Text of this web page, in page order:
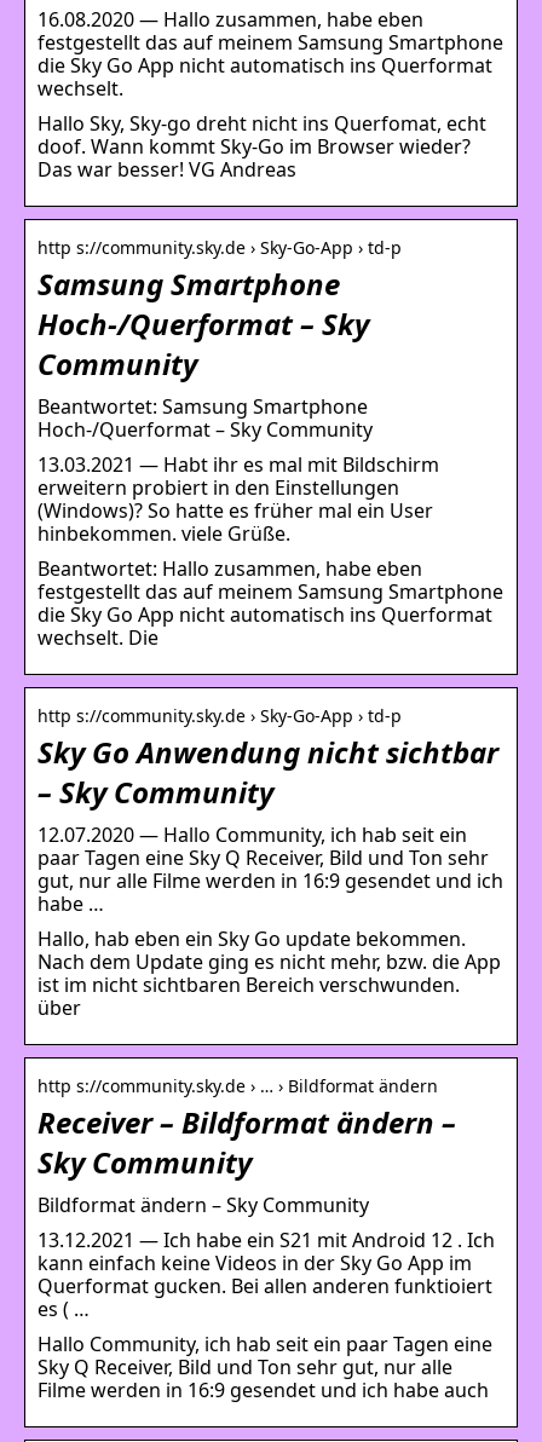
16.08.2020 — Hallo zusammen, habe eben
festgestellt das auf meinem Samsung Smartphone
die Sky Go App nicht automatisch ins Querformat
wechselt.
Hallo Sky, Sky-go dreht nicht ins Querfomat, echt
doof. Wann kommt Sky-Go im Browser wieder?
Das war besser! VG Andreas
http s://community.sky.de › Sky-Go-App › td-p
Samsung Smartphone
Hoch-/Querformat – Sky
Community
Beantwortet: Samsung Smartphone
Hoch-/Querformat – Sky Community
13.03.2021 — Habt ihr es mal mit Bildschirm
erweitern probiert in den Einstellungen
(Windows)? So hatte es früher mal ein User
hinbekommen. viele Grüße.
Beantwortet: Hallo zusammen, habe eben
festgestellt das auf meinem Samsung Smartphone
die Sky Go App nicht automatisch ins Querformat
wechselt. Die
http s://community.sky.de › Sky-Go-App › td-p
Sky Go Anwendung nicht sichtbar
– Sky Community
12.07.2020 — Hallo Community, ich hab seit ein
paar Tagen eine Sky Q Receiver, Bild und Ton sehr
gut, nur alle Filme werden in 16:9 gesendet und ich
habe …
Hallo, hab eben ein Sky Go update bekommen.
Nach dem Update ging es nicht mehr, bzw. die App
ist im nicht sichtbaren Bereich verschwunden.
über
http s://community.sky.de › … › Bildformat ändern
Receiver – Bildformat ändern –
Sky Community
Bildformat ändern – Sky Community
13.12.2021 — Ich habe ein S21 mit Android 12 . Ich
kann einfach keine Videos in der Sky Go App im
Querformat gucken. Bei allen anderen funktioiert
es ( …
Hallo Community, ich hab seit ein paar Tagen eine
Sky Q Receiver, Bild und Ton sehr gut, nur alle
Filme werden in 16:9 gesendet und ich habe auch